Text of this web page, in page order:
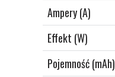
Ampery (A)
Effekt (W)
Pojemność (mAh)